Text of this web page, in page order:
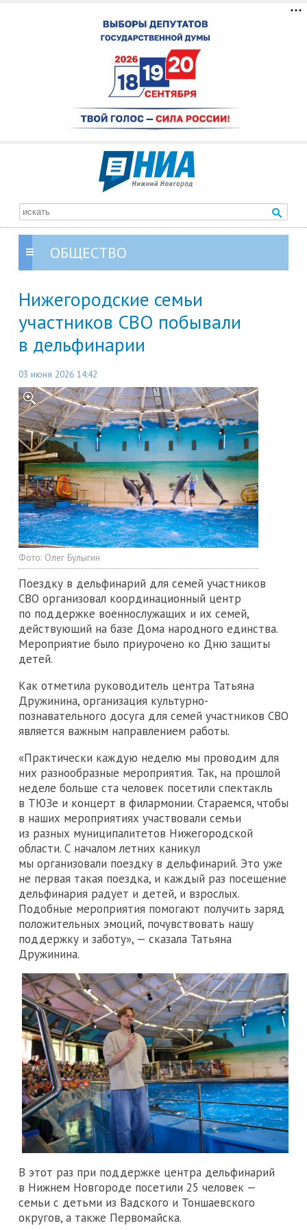
ОБЩЕСТВО
Нижегородские семьи
участников СВО побывали
в дельфинарии
03 июня 2026 14:42
Фото: Олег Булыгин
Поездку в дельфинарий для семей участников
СВО организовал координационный центр
по поддержке военнослужащих и их семей,
действующий на базе Дома народного единства.
Мероприятие было приурочено ко Дню защиты
детей.
Как отметила руководитель центра Татьяна
Дружинина, организация культурно-
познавательного досуга для семей участников СВО
является важным направлением работы.
«Практически каждую неделю мы проводим для
них разнообразные мероприятия. Так, на прошлой
неделе больше ста человек посетили спектакль
в ТЮЗе и концерт в филармонии. Стараемся, чтобы
в наших мероприятиях участвовали семьи
из разных муниципалитетов Нижегородской
области. С началом летних каникул
мы организовали поездку в дельфинарий. Это уже
не первая такая поездка, и каждый раз посещение
дельфинария радует и детей, и взрослых.
Подобные мероприятия помогают получить заряд
положительных эмоций, почувствовать нашу
поддержку и заботу», — сказала Татьяна
Дружинина.
В этот раз при поддержке центра дельфинарий
в Нижнем Новгороде посетили 25 человек —
семьи с детьми из Вадского и Тоншаевского
округов, а также Первомайска.